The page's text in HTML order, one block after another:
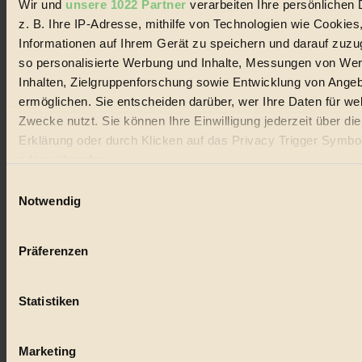
Wir und unsere 1022 Partner verarbeiten Ihre persönlichen
z. B. Ihre IP-Adresse, mithilfe von Technologien wie
Informationen auf Ihrem Gerät zu speichern und darauf
so personalisierte Werbung und Inhalte, Messungen von
Inhalten, Zielgruppenforschung sowie Entwicklung von
ermöglichen. Sie entscheiden darüber, wer Ihre Daten für
Zwecke nutzt. Sie können Ihre Einwilligung jederzeit über
Erklärung oder durch Klicken auf das Privacy Trigger
Wenn Sie es erlauben, würden wir auch gerne:
Ihr Gerät durch aktives Scannen nach bestimmten
Erfahren Sie mehr darüber, wie Ihre persönlichen Daten
Notwendig
Präferenzen
Statistiken
Marketing
Lebensmittel
Natur
kinderbuch
nachhaltig